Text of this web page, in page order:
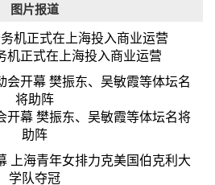
图片报道
机正式在上海投入商业运营
开幕 樊振东、吴敏霞等体坛名将
助阵